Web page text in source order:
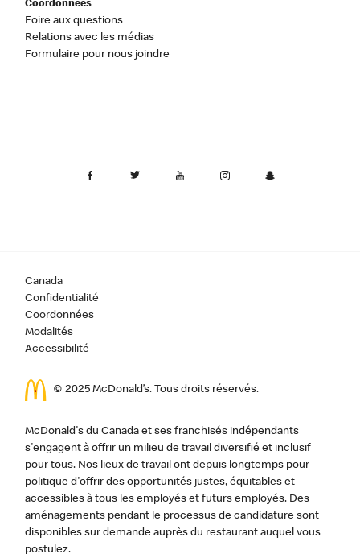
Coordonnées
Foire aux questions
Relations avec les médias
Formulaire pour nous joindre
Canada
Confidentialité
Coordonnées
Modalités
Accessibilité
© 2025 McDonald’s. Tous droits réservés.
McDonald's du Canada et ses franchisés indépendants
s'engagent à offrir un milieu de travail diversifié et inclusif
pour tous. Nos lieux de travail ont depuis longtemps pour
politique d'offrir des opportunités justes, équitables et
accessibles à tous les employés et futurs employés. Des
aménagements pendant le processus de candidature sont
disponibles sur demande auprès du restaurant auquel vous
postulez.